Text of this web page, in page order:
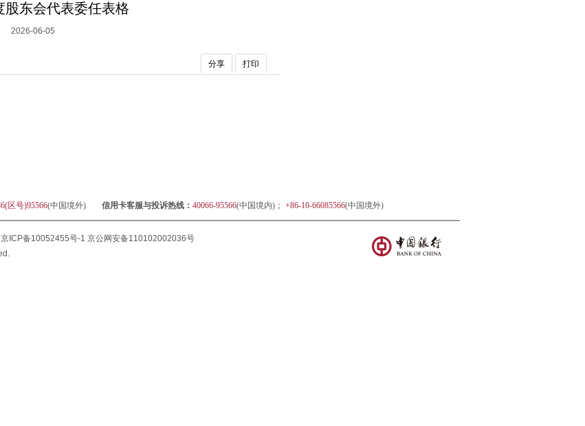
股东会代表委任表格
2026-06-05
分享 打印
区号)95566(中国境外) 信用卡客服与投诉热线： 40066-95566(中国境内)； +86-10-66085566(中国境外)
京ICP备10052455号-1 京公网安备110102002036号